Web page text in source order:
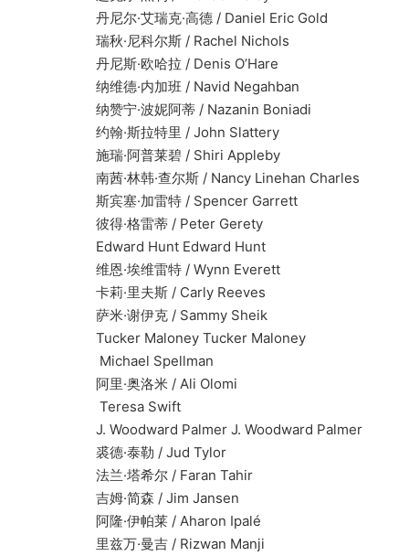
丹尼尔·艾瑞克·高德 / Daniel Eric Gold
瑞秋·尼科尔斯 / Rachel Nichols
丹尼斯·欧哈拉 / Denis O’Hare
纳维德·内加班 / Navid Negahban
纳赞宁·波妮阿蒂 / Nazanin Boniadi
约翰·斯拉特里 / John Slattery
施瑞·阿普莱碧 / Shiri Appleby
南茜·林韩·查尔斯 / Nancy Linehan Charles
斯宾塞·加雷特 / Spencer Garrett
彼得·格雷蒂 / Peter Gerety
Edward Hunt Edward Hunt
维恩·埃维雷特 / Wynn Everett
卡莉·里夫斯 / Carly Reeves
萨米·谢伊克 / Sammy Sheik
Tucker Maloney Tucker Maloney
Michael Spellman
阿里·奥洛米 / Ali Olomi
Teresa Swift
J. Woodward Palmer J. Woodward Palmer
裘德·泰勒 / Jud Tylor
法兰·塔希尔 / Faran Tahir
吉姆·简森 / Jim Jansen
阿隆·伊帕莱 / Aharon Ipalé
里兹万·曼吉 / Rizwan Manji